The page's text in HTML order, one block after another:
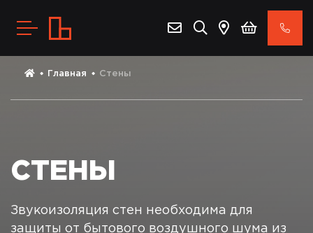
Главная Стены
СТЕНЫ
Звукоизоляция стен необходима для
защиты от бытового воздушного шума из